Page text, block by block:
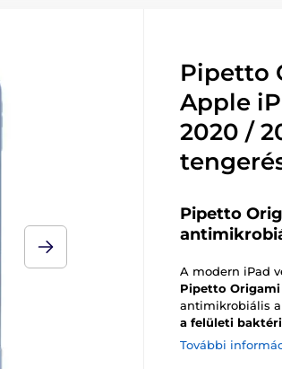
Pipetto
Apple
2020 /
Pipetto
A modern iPad
Pipetto Origami
antimikrobiális
a felületi
További